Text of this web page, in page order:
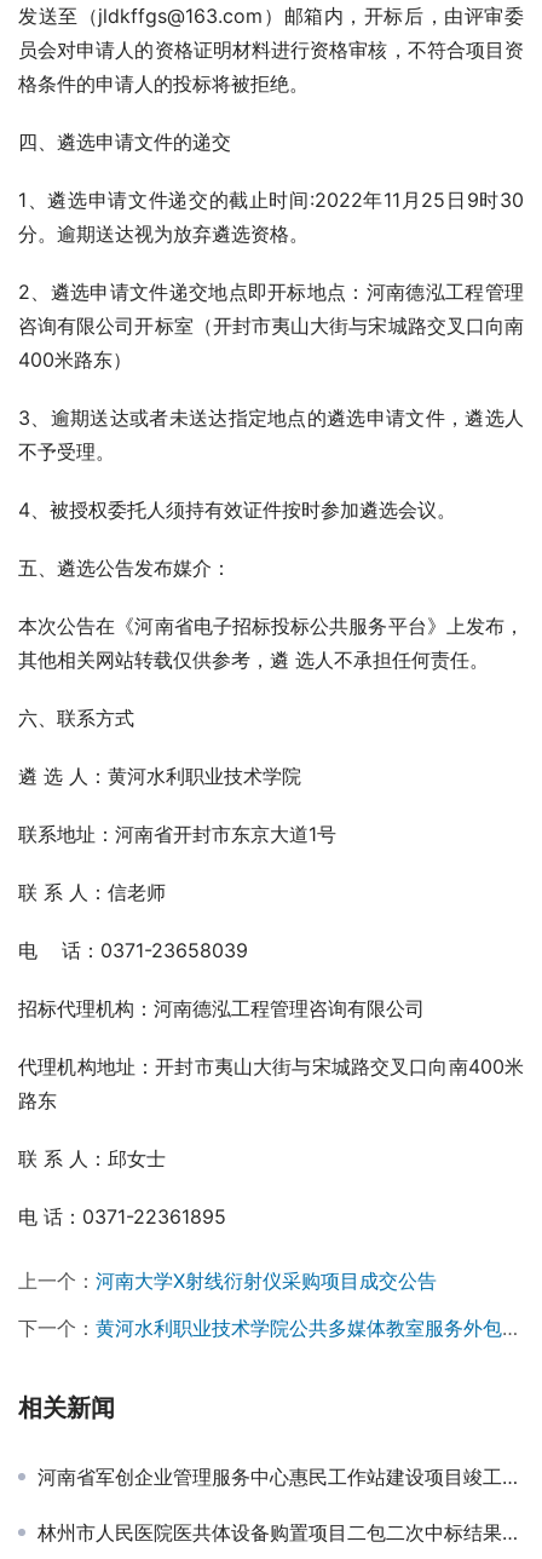
发送至（jldkffgs@163.com）邮箱内，开标后，由评审委
员会对申请人的资格证明材料进行资格审核，不符合项目资
格条件的申请人的投标将被拒绝。
四、遴选申请文件的递交
1、遴选申请文件递交的截止时间:2022年11月25日9时30
分。逾期送达视为放弃遴选资格。
2、遴选申请文件递交地点即开标地点：河南德泓工程管理
咨询有限公司开标室（开封市夷山大街与宋城路交叉口向南
400米路东）
3、逾期送达或者未送达指定地点的遴选申请文件，遴选人
不予受理。
4、被授权委托人须持有效证件按时参加遴选会议。
五、遴选公告发布媒介：
本次公告在《河南省电子招标投标公共服务平台》上发布，
其他相关网站转载仅供参考，遴 选人不承担任何责任。
六、联系方式
遴 选 人：黄河水利职业技术学院
联系地址：河南省开封市东京大道1号
联 系 人：信老师
电    话：0371-23658039
招标代理机构：河南德泓工程管理咨询有限公司
代理机构地址：开封市夷山大街与宋城路交叉口向南400米
路东
联 系 人：邱女士
电 话：0371-22361895
上一个： 河南大学X射线衍射仪采购项目成交公告
下一个： 黄河水利职业技术学院公共多媒体教室服务外包项目成交公告￼￼
相关新闻
河南省军创企业管理服务中心惠民工作站建设项目竣工验收服务单位遴选入围项目-招标公告
林州市人民医院医共体设备购置项目二包二次中标结果公告